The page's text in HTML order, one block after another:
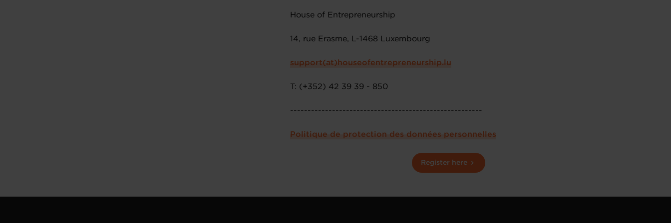
House of Entrepreneurship
14, rue Erasme, L-1468 Luxembourg
support(at)houseofentrepreneurship.lu
T: (+352) 42 39 39 - 850
-------------------------------------------------------
Politique de protection des données personnelles
Register here